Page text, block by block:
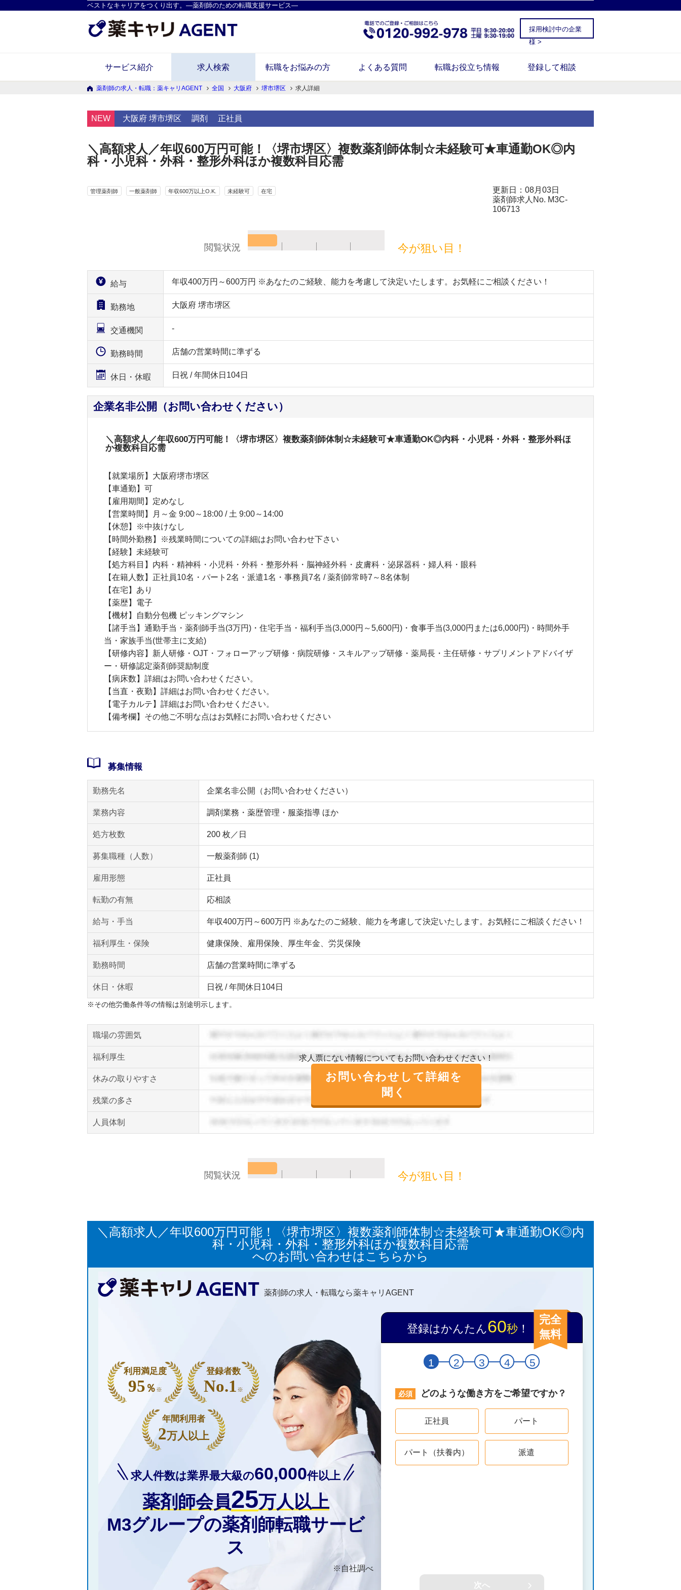
ベストなキャリアをつくり出す。―薬剤師のための転職支援サービス―
採用検討中の企業
様 >
サービス紹介 求人検索 転職をお悩みの方 よくある質問 転職お役立ち情報 登録して相談
薬剤師の求人・転職：薬キャリAGENT 全国 大阪府 堺市堺区 求人詳細
NEW 大阪府 堺市堺区 調剤 正社員
＼高額求人／年収600万円可能！〈堺市堺区〉複数薬剤師体制☆未経験可★車通勤OK◎内
科・小児科・外科・整形外科ほか複数科目応需
管理薬剤師 一般薬剤師 年収600万以上O.K. 未経験可 在宅
更新日：08月03日
薬剤師求人No. M3C-
106713
閲覧状況 今が狙い目！
給与 年収400万円～600万円 ※あなたのご経験、能力を考慮して決定いたします。お気軽にご相談ください！
勤務地 大阪府 堺市堺区
交通機関 -
勤務時間 店舗の営業時間に準ずる
休日・休暇 日祝 / 年間休日104日
企業名非公開（お問い合わせください）
＼高額求人／年収600万円可能！〈堺市堺区〉複数薬剤師体制☆未経験可★車通勤OK◎内科・小児科・外科・整形外科ほ
か複数科目応需
【就業場所】大阪府堺市堺区
【車通勤】可
【雇用期間】定めなし
【営業時間】月～金 9:00～18:00 / 土 9:00～14:00
【休憩】※中抜けなし
【時間外勤務】※残業時間についての詳細はお問い合わせ下さい
【経験】未経験可
【処方科目】内科・精神科・小児科・外科・整形外科・脳神経外科・皮膚科・泌尿器科・婦人科・眼科
【在籍人数】正社員10名・パート2名・派遣1名・事務員7名 / 薬剤師常時7～8名体制
【在宅】あり
【薬歴】電子
【機材】自動分包機 ピッキングマシン
【諸手当】通勤手当・薬剤師手当(3万円)・住宅手当・福利手当(3,000円～5,600円)・食事手当(3,000円または6,000円)・時間外手
当・家族手当(世帯主に支給)
【研修内容】新人研修・OJT・フォローアップ研修・病院研修・スキルアップ研修・薬局長・主任研修・サプリメントアドバイザ
ー・研修認定薬剤師奨励制度
【病床数】詳細はお問い合わせください。
【当直・夜勤】詳細はお問い合わせください。
【電子カルテ】詳細はお問い合わせください。
【備考欄】その他ご不明な点はお気軽にお問い合わせください
募集情報
勤務先名 企業名非公開（お問い合わせください）
業務内容 調剤業務・薬歴管理・服薬指導 ほか
処方枚数 200 枚／日
募集職種（人数） 一般薬剤師 (1)
雇用形態 正社員
転勤の有無 応相談
給与・手当 年収400万円～600万円 ※あなたのご経験、能力を考慮して決定いたします。お気軽にご相談ください！
福利厚生・保険 健康保険、雇用保険、厚生年金、労災保険
勤務時間 店舗の営業時間に準ずる
休日・休暇 日祝 / 年間休日104日
※その他労働条件等の情報は別途明示します。
職場の雰囲気
求人票にない情報についてもお問い合わせください！
お問い合わせして詳細を
聞く
福利厚生
休みの取りやすさ
残業の多さ
人員体制
閲覧状況 今が狙い目！
＼高額求人／年収600万円可能！〈堺市堺区〉複数薬剤師体制☆未経験可★車通勤OK◎内
科・小児科・外科・整形外科ほか複数科目応需
へのお問い合わせはこちらから
薬剤師の求人・転職なら薬キャリAGENT
求人件数は業界最大級の60,000件以上
薬剤師会員25万人以上
M3グループの薬剤師転職サービ
ス
※自社調べ
利用満足度
95 ％ ※
登録者数
No.1 ※
年間利用者
2万人以上
登録はかんたん60秒！
完全
無料
1 2 3 4 5
どのような働き方をご希望ですか？
正社員 パート
パート（扶養内） 派遣
次へ